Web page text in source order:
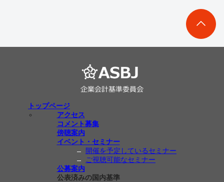
トップページ
アクセス
コメント募集
傍聴案内
イベント・セミナー
開催を予定しているセミナー
ご視聴可能なセミナー
公募案内
公表済みの国内基準